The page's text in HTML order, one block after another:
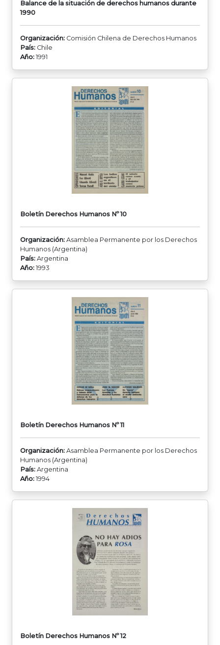
Balance de la situación de derechos humanos durante
1990
Organización: Comisión Chilena de Derechos Humanos
País: Chile
Año: 1991
Boletín Derechos Humanos Nº 10
Organización: Asamblea Permanente por los Derechos
Humanos (Argentina)
País: Argentina
Año: 1993
Boletín Derechos Humanos Nº 11
Organización: Asamblea Permanente por los Derechos
Humanos (Argentina)
País: Argentina
Año: 1994
Boletín Derechos Humanos Nº 12